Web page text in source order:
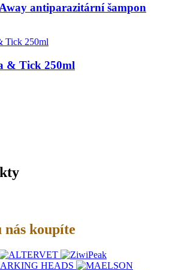
antiparazitární šampon
& Tick 250ml
koupíte